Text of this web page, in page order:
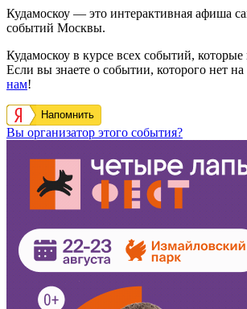
Кудамоскоу — это интерактивная афиша
событий Москвы.
Кудамоскоу в курсе всех событий,
Если вы знаете о событии, которого нет на
нам!
Напомнить
Вы организатор этого события?